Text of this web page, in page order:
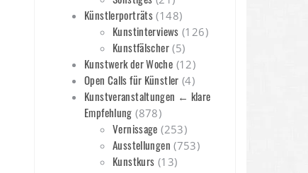
Künstlerporträts (148)
Kunstinterviews (126)
Kunstfälscher(5)
Kunstwerk der Woche (12)
Open Calls für Künstler (4)
Kunstveranstaltungen ← klare
Empfehlung (878)
Vernissage (253)
Ausstellungen (753)
Kunstkurs (13)